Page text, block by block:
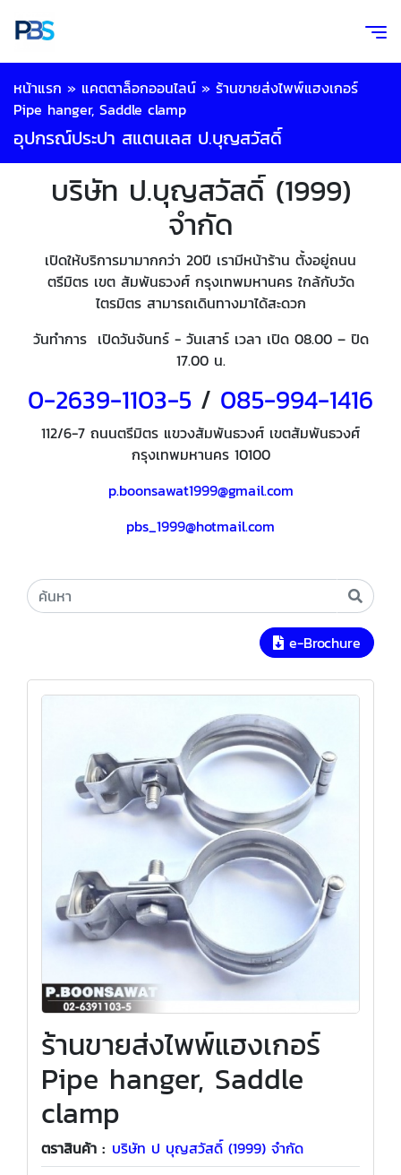
หน้าแรก » แคตตาล็อกออนไลน์ » ร้านขายส่งไพพ์แฮงเกอร์
Pipe hanger, Saddle clamp
อุปกรณ์ประปา สแตนเลส ป.บุญสวัสดิ์
บริษัท ป.บุญสวัสดิ์ (1999)
จำกัด
เปิดให้บริการมามากกว่า 20ปี เรามีหน้าร้าน ตั้งอยู่ถนน
ตรีมิตร เขต สัมพันธวงศ์ กรุงเทพมหานคร ใกล้กับวัด
ไตรมิตร สามารถเดินทางมาได้สะดวก
วันทำการ เปิดวันจันทร์ - วันเสาร์ เวลา เปิด 08.00 – ปิด
17.00 น.
0-2639-1103-5 / 085-994-1416
112/6-7 ถนนตรีมิตร แขวงสัมพันธวงศ์ เขตสัมพันธวงศ์
กรุงเทพมหานคร 10100
p.boonsawat1999@gmail.com
pbs_1999@hotmail.com
e-Brochure
ร้านขายส่งไพพ์แฮงเกอร์
Pipe hanger, Saddle
clamp
ตราสินค้า : บริษัท ป บุญสวัสดิ์ (1999) จำกัด